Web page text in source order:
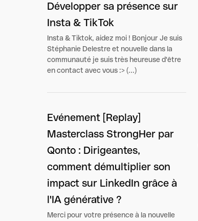
Développer sa présence sur
Insta & TikTok
Insta & Tiktok, aidez moi ! Bonjour Je suis
Stéphanie Delestre et nouvelle dans la
communauté je suis très heureuse d'être
en contact avec vous :> (...)
Evénement [Replay]
Masterclass StrongHer par
Qonto : Dirigeantes,
comment démultiplier son
impact sur LinkedIn grâce à
l'IA générative ?
Merci pour votre présence à la nouvelle